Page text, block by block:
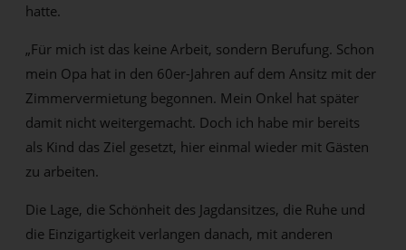
hatte.
„Für mich ist das keine Arbeit, sondern Berufung. Schon
mein Opa hat in den 60er-Jahren auf dem Ansitz mit der
Zimmervermietung begonnen. Mein Onkel hat später
damit nicht weitergemacht. Doch ich habe mir bereits
als Kind das Ziel gesetzt, hier einmal wieder mit Gästen
zu arbeiten.
Die Lage, die Schönheit des Jagdansitzes, die Ruhe und
die Einzigartigkeit verlangen danach, mit anderen